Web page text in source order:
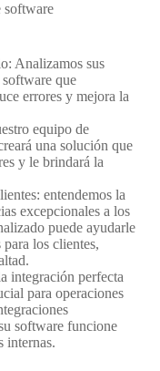
software
Analizamos sus
que
errores y mejora la
equipo de
una solución que
y le brindará la
entendemos la
excepcionales a los
puede ayudarle
los clientes,
integración perfecta
para operaciones
software funcione
internas.